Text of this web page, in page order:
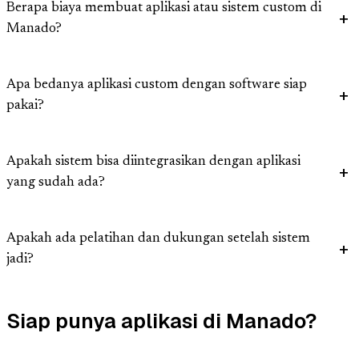
Berapa biaya membuat aplikasi atau sistem custom di
Manado?
Apa bedanya aplikasi custom dengan software siap
pakai?
Apakah sistem bisa diintegrasikan dengan aplikasi
yang sudah ada?
Apakah ada pelatihan dan dukungan setelah sistem
jadi?
Siap punya aplikasi di Manado?